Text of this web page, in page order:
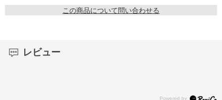
この商品について問い合わせる
レビュー